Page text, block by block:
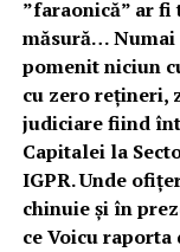
”faraonică” ar
măsură… Numai
pomenit niciun
cu zero rețineri,
judiciare fiind
Capitalei la
IGPR. Unde
chinuie și în
ce Voicu